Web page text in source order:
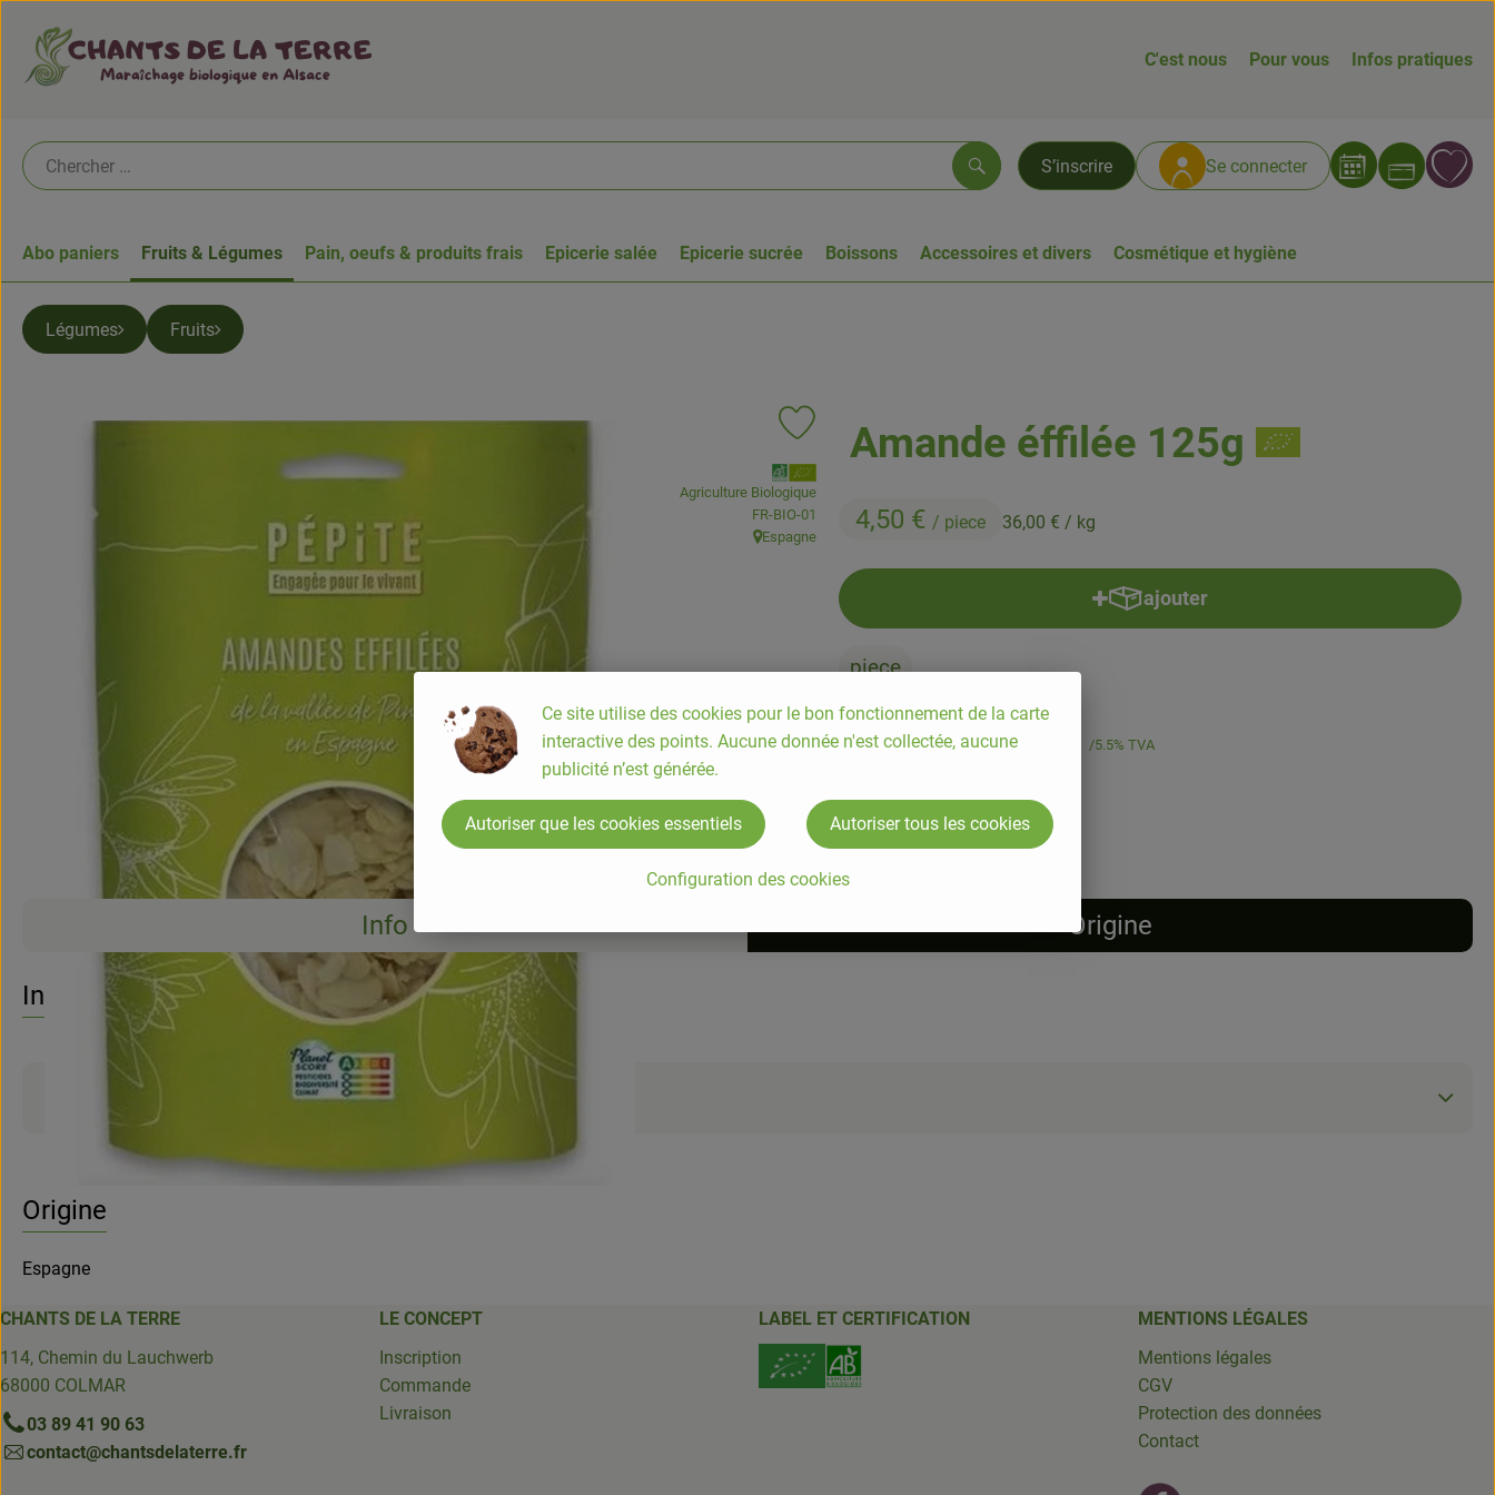
C'est nous Pour vous Infos pratiques
S’inscrire Se connecter
Rechercher
Abo paniers Fruits & Légumes Pain, oeufs & produits frais Epicerie salée Epicerie sucrée Boissons Accessoires et divers Cosmétique et hygiène
Légumes Fruits
Amande éffilée 125g
4,50 € / piece 36,00 € / kg
Ajouter le produit aux favoris
, Association:
Agriculture Biologique
, Autorité de contrôle:
FR-BIO-01
, Origine:
Espagne
ajouter
Ajouter le produit au panier
piece
#82763 4,50 €/ piece 36,00 € 5.5% TVA
Info Origine
Info
Informations sur les produits
Origine
Espagne
CHANTS DE LA TERRE
114, Chemin du Lauchwerb
68000 COLMAR
03 89 41 90 63
contact@chantsdelaterre.fr
LE CONCEPT
Inscription
Commande
Livraison
LABEL ET CERTIFICATION
MENTIONS LÉGALES
Mentions légales
CGV
Protection des données
Contact
Ce site utilise des cookies pour le bon fonctionnement de la carte
interactive des points. Aucune donnée n'est collectée, aucune
publicité n’est générée.
Configuration des cookies
Autoriser que les cookies essentiels Autoriser tous les cookies